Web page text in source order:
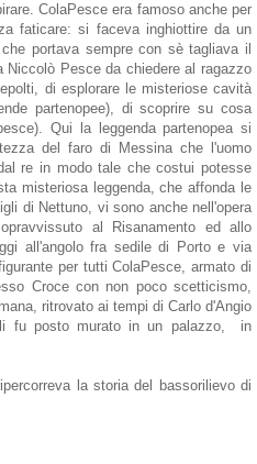
ColaPesce era famoso anche per
faticare: si faceva inghiottire da un
portava sempre con sè tagliava il
Pesce da chiedere al ragazzo
di esplorare le misteriose cavità
partenopee), di scoprire su cosa
Qui la leggenda partenopea si
del faro di Messina che l'uomo
re in modo tale che costui potesse
misteriosa leggenda, che affonda le
di Nettuno, vi sono anche nell'opera
al Risanamento ed allo
all'angolo fra sedile di Porto e via
per tutti ColaPesce, armato di
Croce con non poco scetticismo,
ritrovato ai tempi di Carlo d'Angio
fu posto murato in un palazzo, in
la storia del bassorilievo di